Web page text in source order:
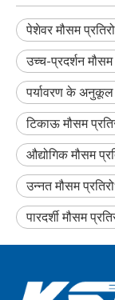
पेशेवर मौसम
उच्च-प्रदर्शन
पर्यावरण के अनुकूल
टिकाऊ मौसम
औद्योगिक मौसम
उन्नत मौसम
पारदर्शी मौसम